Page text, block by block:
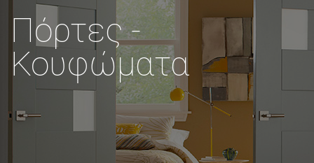
Πόρτες -
Κουφώματα